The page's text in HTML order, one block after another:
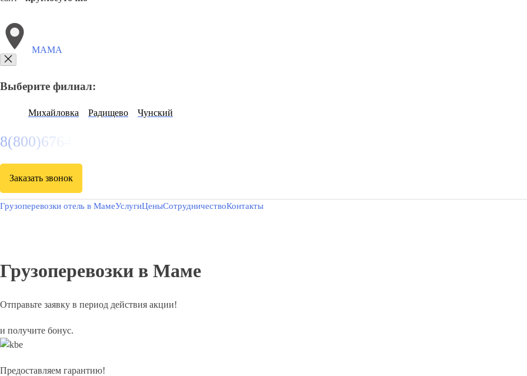
МАМА
Выберите филиал:
Михайловка Радищево Чунский
8(800)6764935
Заказать звонок
Грузоперевозки отель в МамеУслугиЦеныСотрудничествоКонтакты
Грузоперевозки в Маме
Отправьте заявку в период действия акции!
и получите бонус.
Предоставляем гарантию!